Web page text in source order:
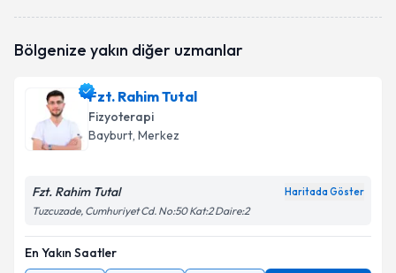
oluşturun. Size bu uzmandan randevu almanız için bir
E-posta Adresiniz
Kişisel verilerimin işlenmesine ilişkin
Aydınlatma
Metni'ni okudum ve kişisel verilerimin belirtilen
Bölgenize yakın diğer uzmanlar
Fzt. Rahim Tutal
Fizyoterapi
Bayburt, Merkez
Fzt. Rahim Tutal Haritada Göster
Tuzcuzade, Cumhuriyet Cd. No:50 Kat:2 Daire:2
En Yakın Saatler